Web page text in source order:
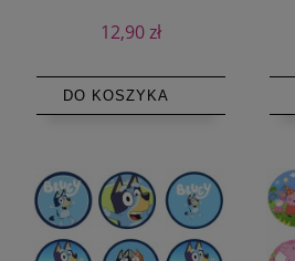
12,90 zł
DO KOSZYKA